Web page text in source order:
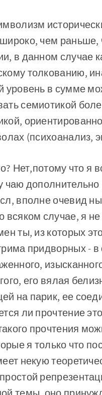
чем раньше,
в данном случае
толкованию,
уро­вень в сумме
семиотикой
(психоанализ,
Нет,потому что я
чаю дополнительно
вполне очевид­
всяком случае, я
ты, из которых
придворных -
его вялая
на парик, ее
ли прочтение
прочтения
я только что
некую